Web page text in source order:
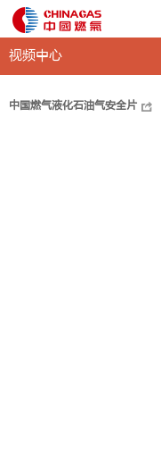
视频中心
中国燃气液化石油气安全片